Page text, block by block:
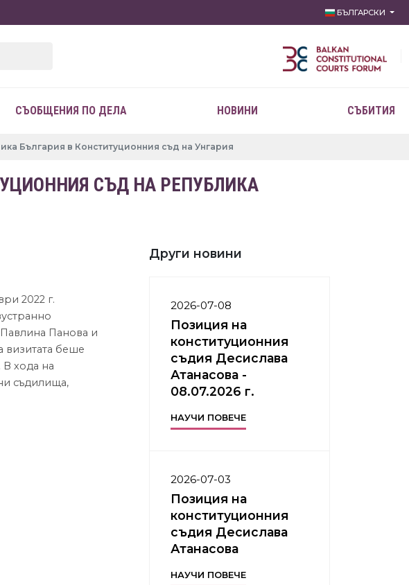
БЪЛГАРСКИ
СЪОБЩЕНИЯ ПО ДЕЛА НОВИНИ СЪБИТИЯ
България в Конституционния съд на Унгария
СЪД НА РЕПУБЛИКА
2022 г.
Панова и
визитата беше
В хода на
съдилища,
Други новини
2026-07-08
Позиция на
конституционния
съдия Десислава
Атанасова -
08.07.2026 г.
НАУЧИ ПОВЕЧЕ
2026-07-03
Позиция на
конституционния
съдия Десислава
Атанасова
НАУЧИ ПОВЕЧЕ